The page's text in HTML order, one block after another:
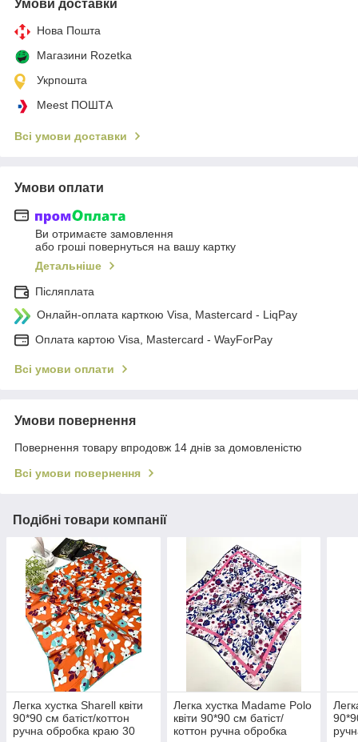
Умови доставки
Нова Пошта
Магазини Rozetka
Укрпошта
Meest ПОШТА
Всі умови доставки
Умови оплати
Ви отримаєте замовлення
або гроші повернуться на вашу картку
Детальніше
Післяплата
Онлайн-оплата карткою Visa, Mastercard - LiqPay
Оплата картою Visa, Mastercard - WayForPay
Всі умови оплати
Умови повернення
Повернення товару впродовж 14 днів за домовленістю
Всі умови повернення
Подібні товари компанії
Легка хустка Sharell квіти
90*90 см батіст/коттон
ручна обробка краю 30
Легка хустка Madame Polo
квіти 90*90 см батіст/
коттон ручна обробка